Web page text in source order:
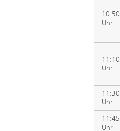
10:50
Uhr
11:10
Uhr
11:30
Uhr
11:45
Uhr